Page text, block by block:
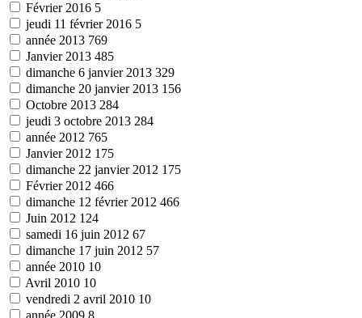
Février 2016 5
jeudi 11 février 2016 5
année 2013 769
Janvier 2013 485
dimanche 6 janvier 2013 329
dimanche 20 janvier 2013 156
Octobre 2013 284
jeudi 3 octobre 2013 284
année 2012 765
Janvier 2012 175
dimanche 22 janvier 2012 175
Février 2012 466
dimanche 12 février 2012 466
Juin 2012 124
samedi 16 juin 2012 67
dimanche 17 juin 2012 57
année 2010 10
Avril 2010 10
vendredi 2 avril 2010 10
année 2009 8